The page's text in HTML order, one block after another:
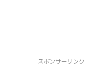
スポンサーリンク